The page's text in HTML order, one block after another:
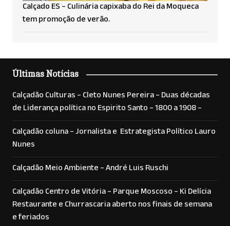
Calçado ES – Culinária capixaba do Rei da Moqueca
tem promoção de verão.
Últimas Notícias
Calçadão Culturas – Cleto Nunes Pereira – Duas décadas
de Liderança política no Espirito Santo – 1800 a 1908 –
Calçadão coluna – Jornalista e Estrategista Político Lauro
Nunes
Calçadão Meio Ambiente – André Luis Ruschi
Calçadão Centro de Vitória – Parque Moscoso – Ki Delícia
Restaurante e Churrascaria aberto nos finais de semana
e feriados